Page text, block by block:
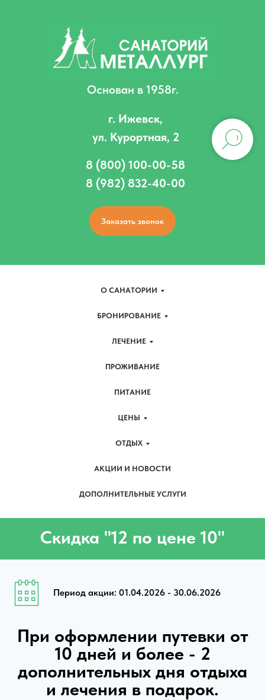
Основан в 1958г.
г. Ижевск,
ул. Курортная, 2
8 (800) 100-00-58
8 (982) 832-40-00
Заказать звонок
О САНАТОРИИ
БРОНИРОВАНИЕ
ЛЕЧЕНИЕ
ПРОЖИВАНИЕ
ПИТАНИЕ
ЦЕНЫ
ОТДЫХ
АКЦИИ И НОВОСТИ
ДОПОЛНИТЕЛЬНЫЕ УСЛУГИ
Скидка "12 по цене 10"
Период акции: 01.04.2026 - 30.06.2026
При оформлении путевки от
10 дней и более - 2
дополнительных дня отдыха
и лечения в подарок.